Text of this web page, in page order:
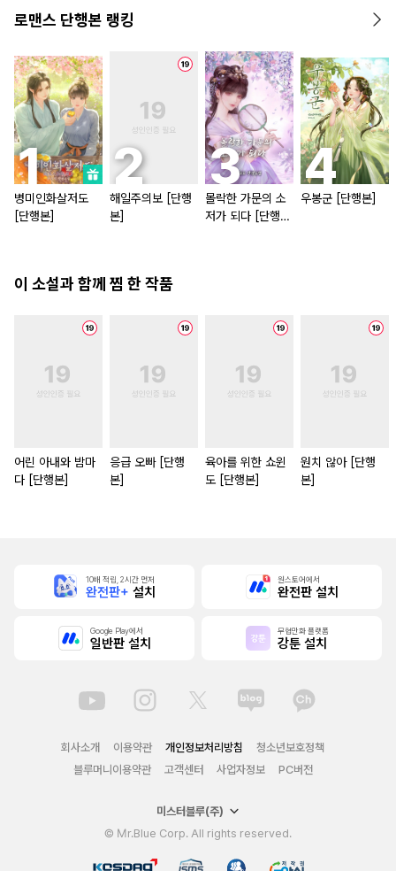
로맨스 단행본 랭킹
병미인화살저도
[단행본]
해일주의보 [단행
본]
몰락한 가문의 소
저가 되다 [단행
우봉군 [단행본]
이 소설과 함께 찜 한 작품
어린 아내와 밤마
다 [단행본]
응급 오빠 [단행
본]
육아를 위한 쇼윈
도 [단행본]
원치 않아 [단행
본]
10배 적립, 2시간 먼저
완전판+ 설치
원스토어에서
완전판 설치
Google Play에서
일반판 설치
무협만화 플랫폼
강툰 설치
회사소개 이용약관 개인정보처리방침
청소년보호정책
블루머니이용약관
고객센터 사업자정보 PC버전
미스터블루(주)
© Mr.Blue Corp. All rights reserved.